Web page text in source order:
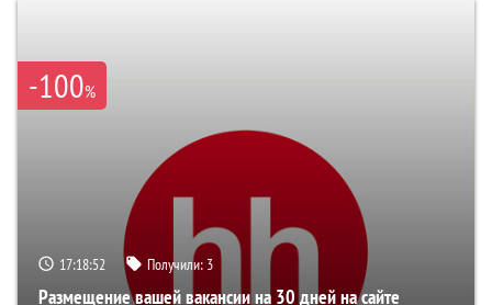
-100%
17:18:51 Получили: 3
Размещение вашей вакансии на 30 дней на сайте